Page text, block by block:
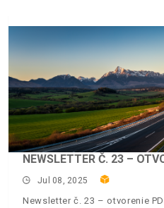
NEWSLETTER Č. 23 –
Jul 08, 2025
Newsletter č. 23 – otvorenie